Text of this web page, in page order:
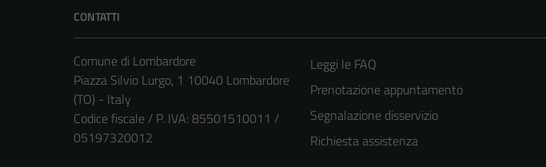
CONTATTI
Comune di Lombardore
Piazza Silvio Lurgo, 1 10040 Lombardore
(TO) - Italy
Codice fiscale / P. IVA: 85501510011 /
05197320012
Leggi le FAQ
Prenotazione appuntamento
Segnalazione disservizio
Richiesta assistenza